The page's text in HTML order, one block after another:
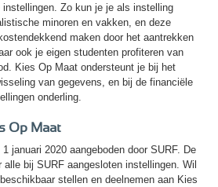
Zo kun je je als instelling
minoren en vakken, en deze
maken door het aantrekken
ook je eigen studenten profiteren van
Kies Op Maat ondersteunt je bij het
van gegevens, en bij de financiële
onderling.
Op Maat
januari 2020 aangeboden door SURF. De
bij SURF aangesloten instellingen. Wil
stellen en deelnemen aan Kies